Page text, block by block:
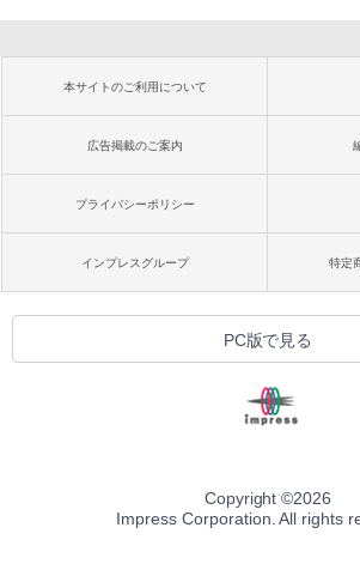
本サイトのご利用について
広告掲載のご案内
プライバシーポリシー
インプレスグループ 特定
PC版で見る
Copyright ©2026
Impress Corporation. All rights